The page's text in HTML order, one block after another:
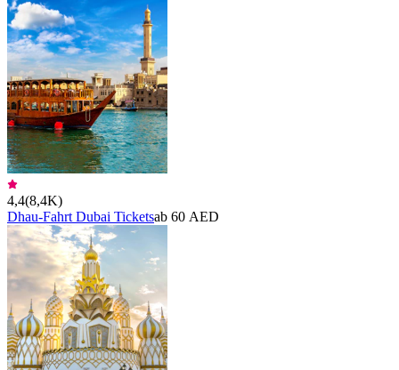
4,4(8,4K)
Dhau-Fahrt Dubai Ticketsab 60 AED